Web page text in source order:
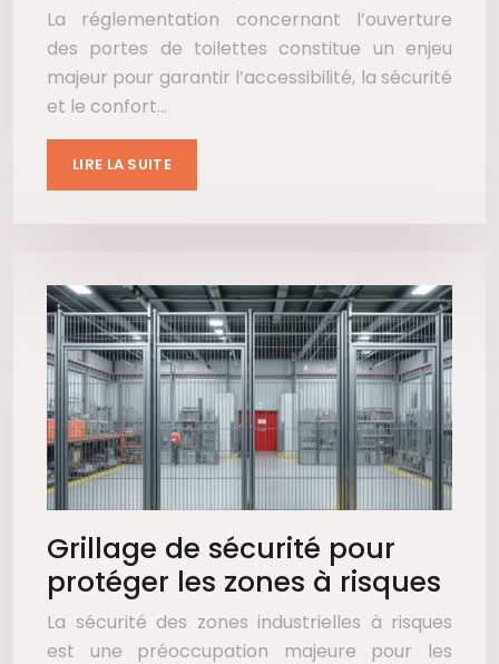
La réglementation concernant l’ouverture
des portes de toilettes constitue un enjeu
majeur pour garantir l’accessibilité, la sécurité
et le confort…
LIRE LA SUITE
Grillage de sécurité pour
protéger les zones à risques
La sécurité des zones industrielles à risques
est une préoccupation majeure pour les